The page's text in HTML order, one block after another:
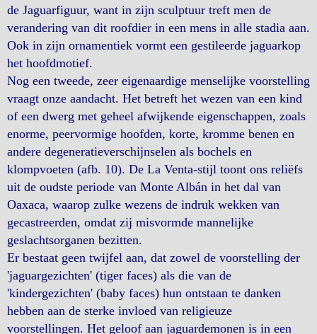
de Jaguarfiguur, want in zijn sculptuur treft men de
verandering van dit roofdier in een mens in alle stadia aan.
Ook in zijn ornamentiek vormt een gestileerde jaguarkop
het hoofdmotief.
Nog een tweede, zeer eigenaardige menselijke voorstelling
vraagt onze aandacht. Het betreft het wezen van een kind
of een dwerg met geheel afwijkende eigenschappen, zoals
enorme, peervormige hoofden, korte, kromme benen en
andere degeneratieverschijnselen als bochels en
klompvoeten (afb. 10). De La Venta-stijl toont ons reliëfs
uit de oudste periode van Monte Albán in het dal van
Oaxaca, waarop zulke wezens de indruk wekken van
gecastreerden, omdat zij misvormde mannelijke
geslachtsorganen bezitten.
Er bestaat geen twijfel aan, dat zowel de voorstelling der
'jaguargezichten' (tiger faces) als die van de
'kindergezichten' (baby faces) hun ontstaan te danken
hebben aan de sterke invloed van religieuze
voorstellingen. Het geloof aan jaguardemonen is in een